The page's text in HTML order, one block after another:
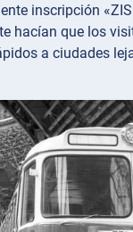
inscripción
hacían que los
a ciudades